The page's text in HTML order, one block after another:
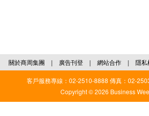
關於商周集團 ｜ 廣告刊登 ｜ 網站合作 ｜ 隱私
客戶服務專線：02-2510-8888 傳真：02-
Copyright © 2026 Business